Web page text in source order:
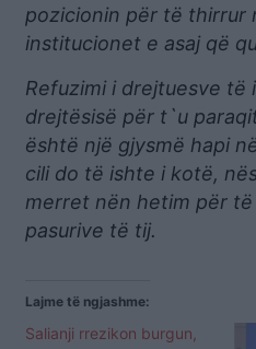
pozicionin për të thirrur
institucionet e asaj që
Refuzimi i drejtuesve të
drejtësisë për t`u
është një gjysmë hapi
cili do të ishte i kotë,
merret nën hetim për
pasurive të tij.
Lajme të ngjashme:
Salianji rrezikon burgun,